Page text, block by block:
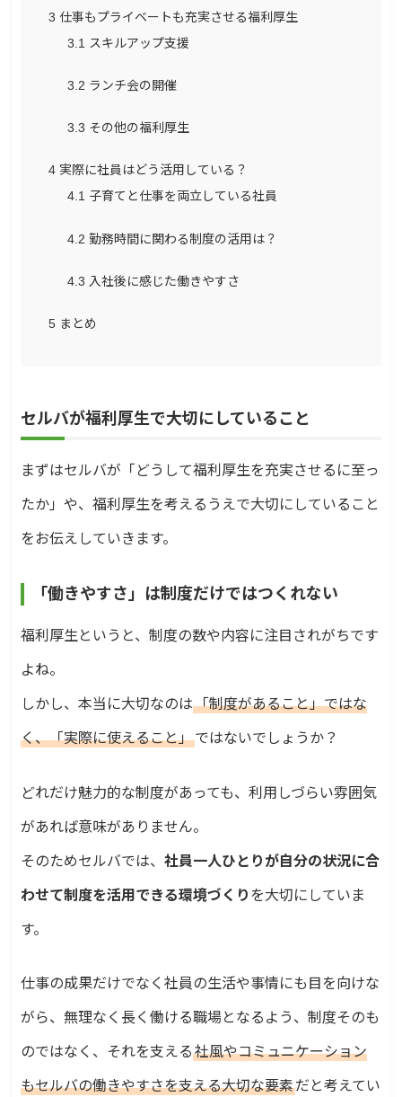
3 仕事もプライベートも充実させる福利厚生
3.1 スキルアップ支援
3.2 ランチ会の開催
3.3 その他の福利厚生
4実際に社員はどう活用している？
4.1 子育てと仕事を両立している社員
4.2 勤務時間に関わる制度の活用は？
4.3 入社後に感じた働きやすさ
5まとめ
セルバが福利厚生で大切にしていること
まずはセルバが「どうして福利厚生を充実させるに至っ
たか」や、福利厚生を考えるうえで大切にしていること
をお伝えしていきます。
「働きやすさ」は制度だけではつくれない
福利厚生というと、制度の数や内容に注目されがちです
よね。
しかし、本当に大切なのは「制度があること」ではな
く、「実際に使えること」ではないでしょうか？
どれだけ魅力的な制度があっても、利用しづらい雰囲気
があれば意味がありません。
そのためセルバでは、社員一人ひとりが自分の状況に合
わせて制度を活用できる環境づくり を大切にしていま
す。
仕事の成果だけでなく社員の生活や事情にも目を向けな
がら、無理なく長く働ける職場となるよう、制度そのも
のではなく、それを支える社風やコミュニケーション
もセルバの働きやすさを支える大切な要素だと考えてい